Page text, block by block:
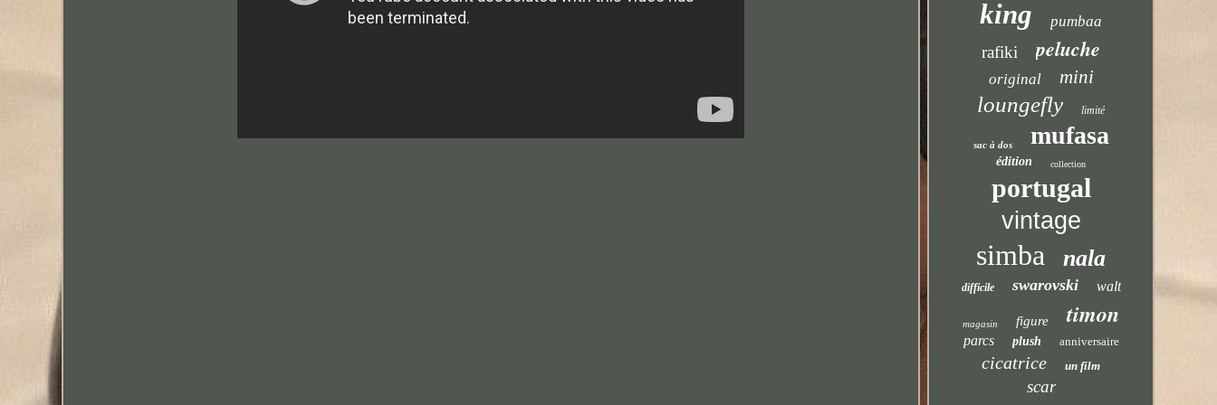
king pumbaa
rafiki peluche
original mini
loungefly limité
sac à dos mufasa
édition collection
portugal
vintage
simba nala
difficile swarovski walt
magasin figure timon
parcs plush anniversaire
cicatrice un film
scar